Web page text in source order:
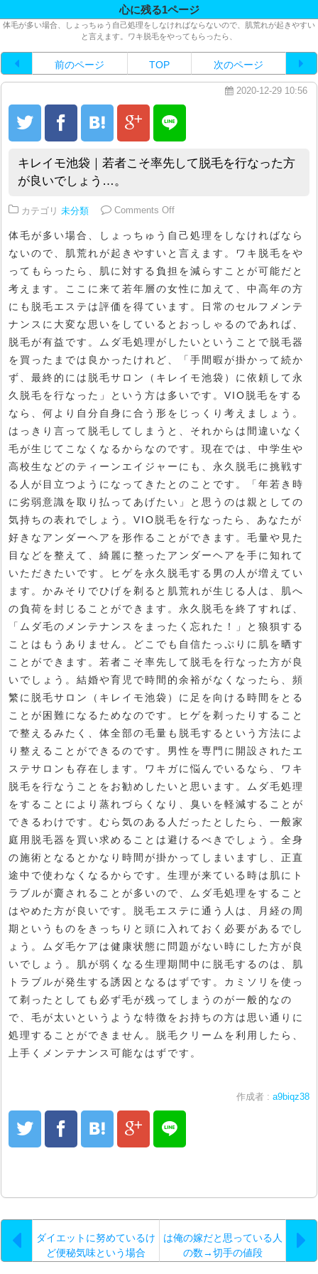
心に残る1ページ
体毛が多い場合、しょっちゅう自己処理をしなければならないので、肌荒れが起きやすい
と言えます。ワキ脱毛をやってもらったら、
前のページ TOP 次のページ
2020-12-29 10:56
キレイモ池袋｜若者こそ率先して脱毛を行なった方
が良いでしょう…。
カテゴリ 未分類 Comments Offon キレイモ池袋｜若者こそ率先
体毛が多い場合、しょっちゅう自己処理をしなければなら
ないので、肌荒れが起きやすいと言えます。ワキ脱毛をや
ってもらったら、肌に対する負担を減らすことが可能だと
考えます。ここに来て若年層の女性に加えて、中高年の方
にも脱毛エステは評価を得ています。日常のセルフメンテ
ナンスに大変な思いをしているとおっしゃるのであれば、
脱毛が有益です。ムダ毛処理がしたいということで脱毛器
を買ったまでは良かったけれど、「手間暇が掛かって続か
ず、最終的には脱毛サロン（キレイモ池袋）に依頼して永
久脱毛を行なった」という方は多いです。VIO脱毛をする
なら、何より自分自身に合う形をじっくり考えましょう。
はっきり言って脱毛してしまうと、それからは間違いなく
毛が生じてこなくなるからなのです。現在では、中学生や
高校生などのティーンエイジャーにも、永久脱毛に挑戦す
る人が目立つようになってきたとのことです。「年若き時
に劣弱意識を取り払ってあげたい」と思うのは親としての
気持ちの表れでしょう。VIO脱毛を行なったら、あなたが
好きなアンダーヘアを形作ることができます。毛量や見た
目などを整えて、綺麗に整ったアンダーヘアを手に知れて
いただきたいです。ヒゲを永久脱毛する男の人が増えてい
ます。かみそりでひげを剃ると肌荒れが生じる人は、肌へ
の負荷を封じることができます。永久脱毛を終了すれば、
「ムダ毛のメンテナンスをまったく忘れた！」と狼狽する
ことはもうありません。どこでも自信たっぷりに肌を晒す
ことができます。若者こそ率先して脱毛を行なった方が良
いでしょう。結婚や育児で時間的余裕がなくなったら、頻
繁に脱毛サロン（キレイモ池袋）に足を向ける時間をとる
ことが困難になるためなのです。ヒゲを剃ったりすること
で整えるみたく、体全部の毛量も脱毛するという方法によ
り整えることができるのです。男性を専門に開設されたエ
ステサロンも存在します。ワキガに悩んでいるなら、ワキ
脱毛を行なうことをお勧めしたいと思います。ムダ毛処理
をすることにより蒸れづらくなり、臭いを軽減することが
できるわけです。むら気のある人だったとしたら、一般家
庭用脱毛器を買い求めることは避けるべきでしょう。全身
の施術となるとかなり時間が掛かってしまいますし、正直
途中で使わなくなるからです。生理が来ている時は肌にト
ラブルが齎されることが多いので、ムダ毛処理をすること
はやめた方が良いです。脱毛エステに通う人は、月経の周
期というものをきっちりと頭に入れておく必要があるでし
ょう。ムダ毛ケアは健康状態に問題がない時にした方が良
いでしょう。肌が弱くなる生理期間中に脱毛するのは、肌
トラブルが発生する誘因となるはずです。カミソリを使っ
て剃ったとしても必ず毛が残ってしまうのが一般的なの
で、毛が太いというような特徴をお持ちの方は思い通りに
処理することができません。脱毛クリームを利用したら、
上手くメンテナンス可能なはずです。
作成者 : a9biqz38
ダイエットに努めているけ
ど便秘気味という場合
は俺の嫁だと思っている人
の数→切手の値段